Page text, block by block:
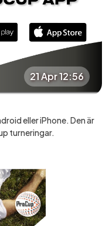
21 Apr 12:56
eller iPhone. Den är
turneringar.